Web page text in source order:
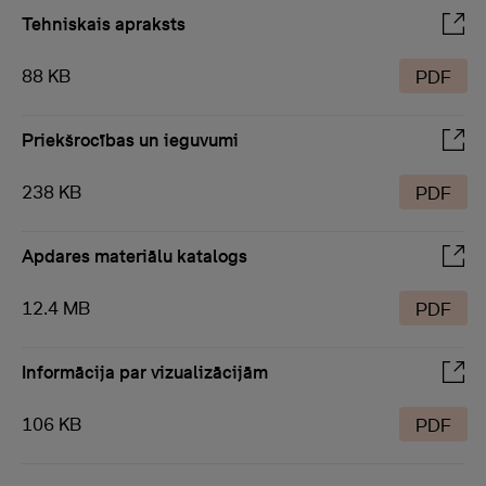
Tehniskais apraksts
88 KB PDF
Priekšrocības un ieguvumi
238 KB PDF
Apdares materiālu katalogs
12.4 MB PDF
Informācija par vizualizācijām
106 KB PDF